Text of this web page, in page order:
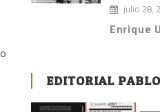
julio 28,
Enrique
EDITORIAL PABLO